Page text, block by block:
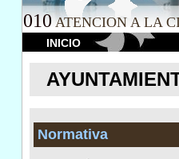
010 ATENCION A LA
INICIO
Normativa